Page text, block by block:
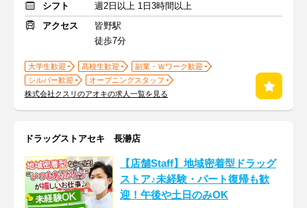
シフト
週2日以上 1日3時間以上
アクセス
皆野駅
徒歩7分
大学生歓迎 高校生歓迎
副業・Ｗワーク歓迎
シルバー歓迎
オープニングスタッフ
株式会社クスリのアオキの求人一覧を見る
ドラッグストアセキ 長瀞店
【店舗Staff】地域密着型ドラッグ
ストア♪未経験・パート復帰も歓
迎！午後や土日のみOK